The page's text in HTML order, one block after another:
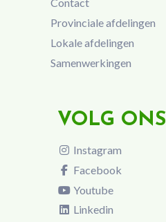
Contact
Provinciale afdelingen
Lokale afdelingen
Samenwerkingen
VOLG ONS
Instagram
Facebook
Youtube
Linkedin